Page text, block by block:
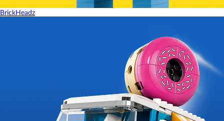
BrickHeadz